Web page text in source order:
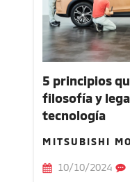
5 principios
filosofía y
tecnología
MITSUBISHI
10/10/2024